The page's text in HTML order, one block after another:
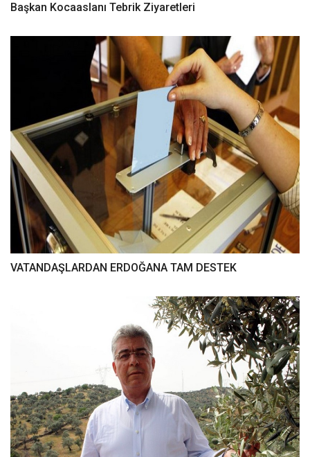
Başkan Kocaaslanı Tebrik Ziyaretleri
VATANDAŞLARDAN ERDOĞANA TAM DESTEK